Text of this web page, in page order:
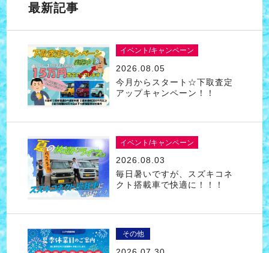
最新記事
イベント/キャンペーン
2026.08.05
今月からスタート☆下取査定
アップキャンペーン！！
イベント/キャンペーン
2026.08.03
毎日暑いですが、スズキコネ
クト搭載車で快適に！！！
その他